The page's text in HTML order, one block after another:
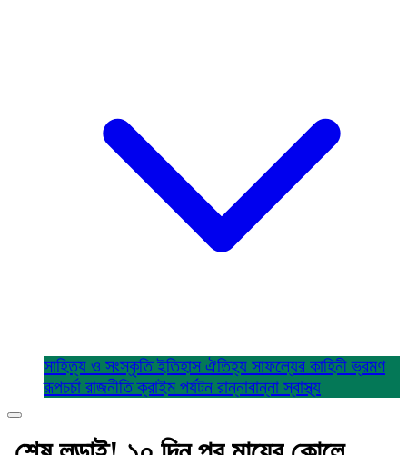
সাহিত্য ও সংস্কৃতিইতিহাস ঐতিহ্য সাফল্যের কাহিনীভ্রমণ
রূপচর্চা রাজনীতিক্রাইম পর্যটন রান্নাবান্নাস্বাস্থ্য